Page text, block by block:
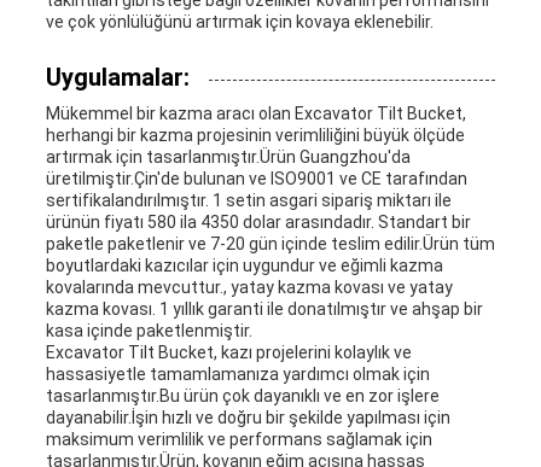
ve çok yönlülüğünü artırmak için kovaya eklenebilir.
Uygulamalar:
Mükemmel bir kazma aracı olan Excavator Tilt Bucket,
herhangi bir kazma projesinin verimliliğini büyük ölçüde
artırmak için tasarlanmıştır.Ürün Guangzhou'da
üretilmiştir.Çin'de bulunan ve ISO9001 ve CE tarafından
sertifikalandırılmıştır. 1 setin asgari sipariş miktarı ile
ürünün fiyatı 580 ila 4350 dolar arasındadır. Standart bir
paketle paketlenir ve 7-20 gün içinde teslim edilir.Ürün tüm
boyutlardaki kazıcılar için uygundur ve eğimli kazma
kovalarında mevcuttur., yatay kazma kovası ve yatay
kazma kovası. 1 yıllık garanti ile donatılmıştır ve ahşap bir
kasa içinde paketlenmiştir.
Excavator Tilt Bucket, kazı projelerini kolaylık ve
hassasiyetle tamamlamanıza yardımcı olmak için
tasarlanmıştır.Bu ürün çok dayanıklı ve en zor işlere
dayanabilir.İşin hızlı ve doğru bir şekilde yapılması için
maksimum verimlilik ve performans sağlamak için
tasarlanmıştır.Ürün, kovanın eğim açısına hassas